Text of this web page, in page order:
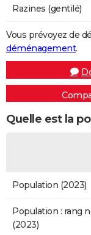
Razines (gentilé)
Vous prévoyez de
déménagement.
Quelle est la
Population (2023)
Population : rang
(2023)